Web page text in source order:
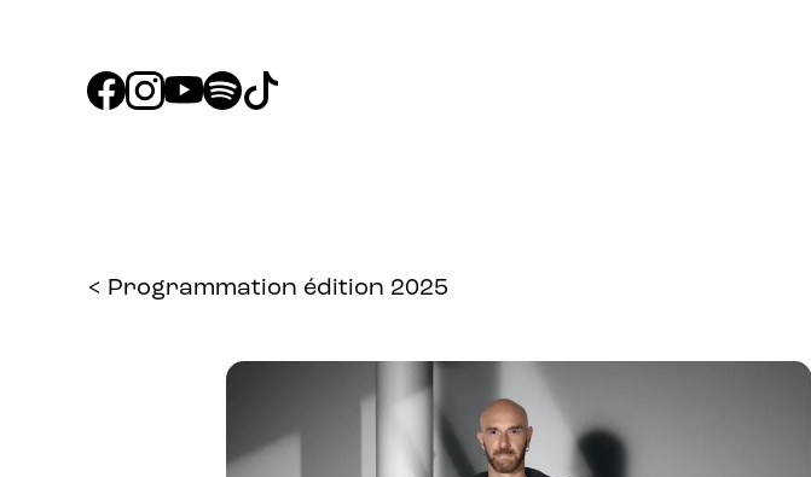
< Programmation édition 2025